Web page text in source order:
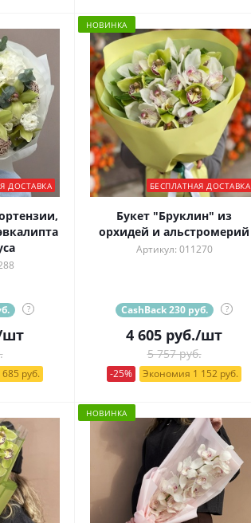
ДОСТАВКА
?
руб.
НОВИНКА
БЕСПЛАТНАЯ ДОСТАВКА
Букет "Бруклин" из
орхидей и альстромерий
Артикул: 011270
CashBack 230 руб. ?
4 605 руб./шт
5 757 руб.
-25% Экономия 1 152 руб.
НОВИНКА